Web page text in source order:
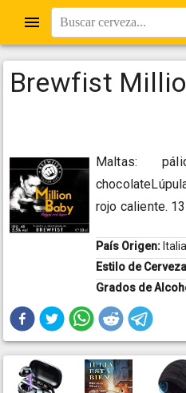
Buscar cerveza...
Brewfist
Maltas:
rojo caliente.
País Origen: Italia
Estilo de
Grados de